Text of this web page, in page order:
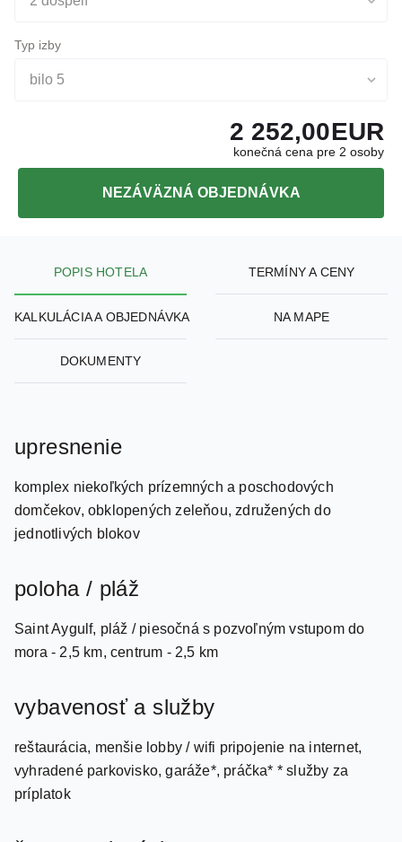
Typ izby
bilo 5
NEZÁVÄZNÁ OBJEDNÁVKA
KALKULÁCIA A OBJEDNÁVKA NA MAPE
DOKUMENTY
komplex niekoľkých prízemných a poschodových
jednotlivých blokov
Saint Aygulf, pláž / piesočná s pozvoľným vstupom do
reštaurácia, menšie lobby / wifi pripojenie na internet,
príplatok